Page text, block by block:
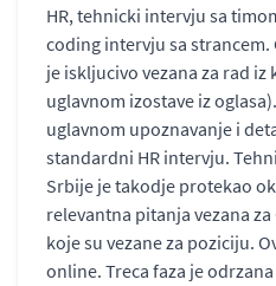
HR, tehnicki intervju sa
coding intervju sa strancem.
je iskljucivo vezana za rad
uglavnom izostave iz
uglavnom upoznavanje i
standardni HR intervju.
Srbije je takodje protekao
relevantna pitanja vezana
koje su vezane za poziciju.
online. Treca faza je